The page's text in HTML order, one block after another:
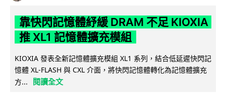
靠快閃記憶體紓緩 DRAM 不足 KIOXIA
推 XL1 記憶體擴充模組
KIOXIA 發表全新記憶體擴充模組 XL1 系列，結合低延遲快閃記
憶體 XL-FLASH 與 CXL 介面，將快閃記憶體轉化為記憶體擴充
方...
閱讀全文